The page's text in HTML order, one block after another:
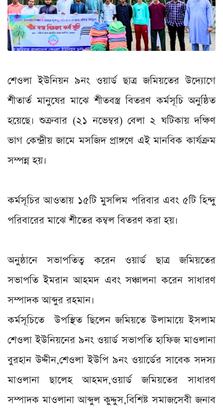
শেওলা ইউনিয়ন ৯নং ওয়ার্ড ছাত্র জমিয়তের উদ্যোগে
শীতার্ত মানুষের মাঝে শীতবস্ত্র বিতরণ কর্মসূচি অনুষ্ঠিত
হয়েছে। শুক্রবার (২১ নভেম্বর) বেলা ২ ঘটিকায় দক্ষিণ
ভাগ কেন্দ্রীয় জামে মসজিদ প্রাঙ্গণে এই মানবিক কার্যক্রম
সম্পন্ন হয়।
কর্মসূচির আওতায় ১৫টি মুসলিম পরিবার এবং ৫টি হিন্দু
পরিবারের মাঝে শীতের কম্বল বিতরণ করা হয়।
অনুষ্ঠানে সভাপতিত্ব করেন ওয়ার্ড ছাত্র জমিয়তের
সভাপতি ইমরান আহমদ এবং সঞ্চালনা করেন সাধারণ
সম্পাদক আব্দুর রহমান।
কর্মসূচিতে উপস্থিত ছিলেন জমিয়তে উলামায়ে ইসলাম
শেওলা ইউনিয়নের ৯নং ওয়ার্ড সভাপতি হাফিজ মাওলানা
বুরহান উদ্দীন,শেওলা ইউপি ৯নং ওয়ার্ডের সাবেক সদস্য
মাওলানা ছালেহ আহমদ,ওয়ার্ড জমিয়তের সাধারণ
সম্পাদক মাওলানা আব্দুল কুদ্দুস,বিশিষ্ট সমাজসেবী জনাব